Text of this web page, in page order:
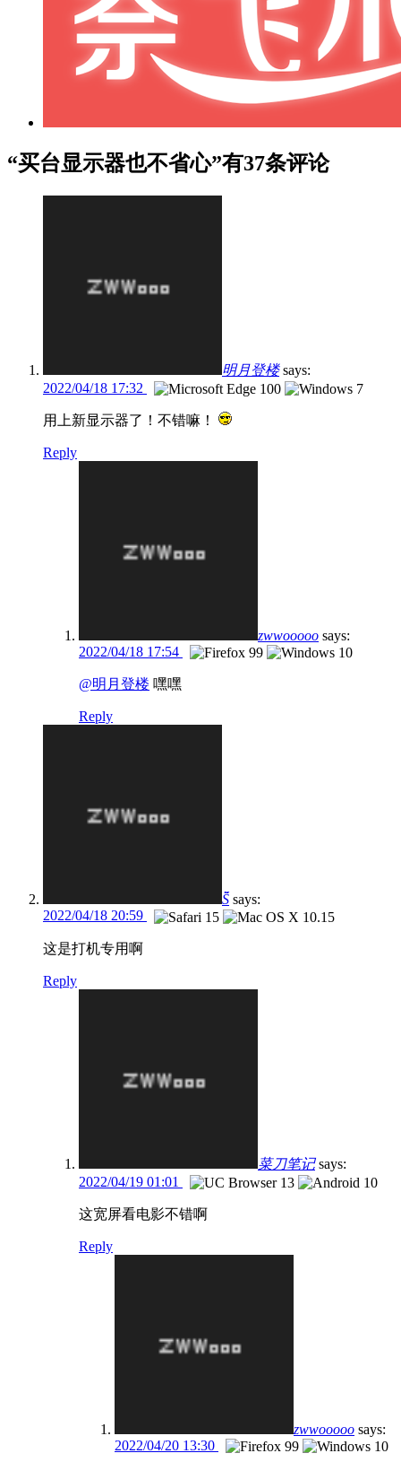
“买台显示器也不省心”有37条评论
明月登楼 says:
2022/04/18 17:32
用上新显示器了！不错嘛！
Reply
zwwooooo says:
2022/04/18 17:54
@明月登楼 嘿嘿
Reply
S̆̈ says:
2022/04/18 20:59
这是打机专用啊
Reply
菜刀笔记 says:
2022/04/19 01:01
这宽屏看电影不错啊
Reply
zwwooooo says:
2022/04/20 13:30